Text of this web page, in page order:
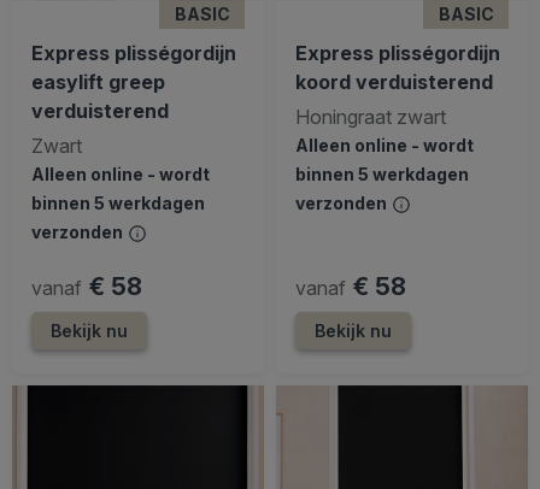
BASIC
Express plisségordijn
easylift greep
verduisterend
Zwart
Alleen online - wordt
binnen 5 werkdagen
verzonden
vanaf € 58
Bekijk nu
BASIC
Express plisségordijn
koord verduisterend
Honingraat zwart
Alleen online - wordt
binnen 5 werkdagen
verzonden
vanaf € 58
Bekijk nu